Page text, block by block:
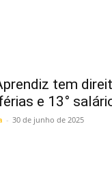
tem
e 13°
- 30 de junho de 2025